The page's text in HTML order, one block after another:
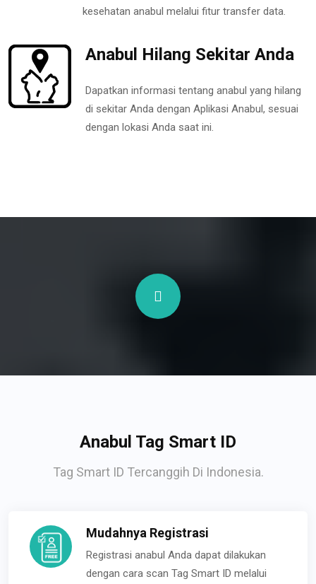
kesehatan anabul melalui fitur transfer data.
Anabul Hilang Sekitar Anda
Dapatkan informasi tentang anabul yang hilang
di sekitar Anda dengan Aplikasi Anabul, sesuai
dengan lokasi Anda saat ini.
Anabul Tag Smart ID
Tag Smart ID Tercanggih Di Indonesia.
Mudahnya Registrasi
Registrasi anabul Anda dapat dilakukan
dengan cara scan Tag Smart ID melalui